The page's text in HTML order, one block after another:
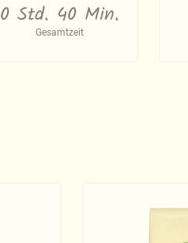
0 Std. 40 Min.
Gesamtzeit